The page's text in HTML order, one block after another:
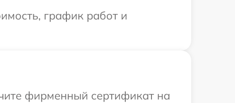
график работ и
фирменный сертификат на